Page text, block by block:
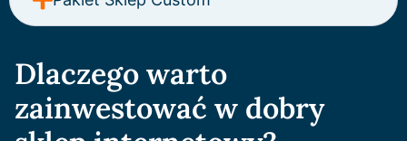
Dlaczego warto
zainwestować w dobry